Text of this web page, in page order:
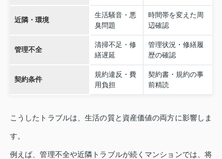
近隣・環境
生活騒音・悪
臭問題
時間帯を変えた周
辺確認
管理不全
清掃不足・修
繕遅延
管理状況・修繕履
歴の確認
契約条件
規約違反・費
用負担
契約書・規約の事
前精読
こうしたトラブルは、生活の質と資産価値の両方に影響しま
す。
例えば、管理不全や近隣トラブルが続くマンションでは、将